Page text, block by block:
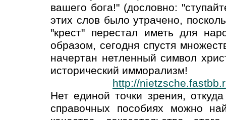
вашего бога!" (дословно:
этих слов было утрачено,
"крест" перестал иметь для
образом, сегодня спустя
начертан нетленный символ
исторический имморализм!
http://
Нет единой точки зрения,
справочных пособиях можно